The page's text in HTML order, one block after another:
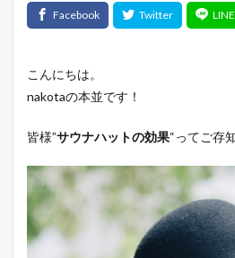
こんにちは。
nakotaの本並です！
皆様”サウナハットの効果“ってご存